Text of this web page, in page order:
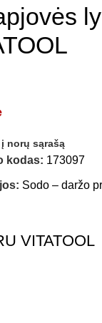
norų sąrašą
kodas: 173097
Sodo – daržo
VITATOOL